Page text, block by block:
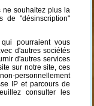
ne souhaitez plus la
de "désinscription"
pourraient vous
d'autres sociétés
d'autres services
sur notre site, ces
personnellement
IP et parcours de
consulter les